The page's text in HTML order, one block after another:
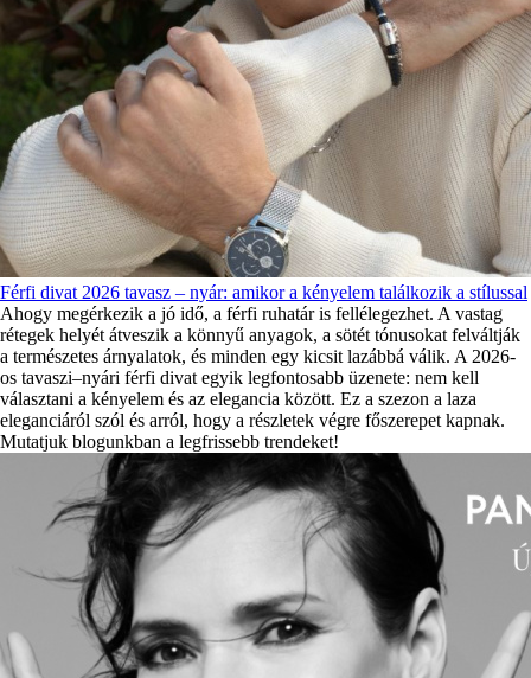
Férfi divat 2026 tavasz – nyár: amikor a kényelem találkozik a stílussal
Ahogy megérkezik a jó idő, a férfi ruhatár is fellélegezhet. A vastag
rétegek helyét átveszik a könnyű anyagok, a sötét tónusokat felváltják
a természetes árnyalatok, és minden egy kicsit lazábbá válik. A 2026-
os tavaszi–nyári férfi divat egyik legfontosabb üzenete: nem kell
választani a kényelem és az elegancia között. Ez a szezon a laza
eleganciáról szól és arról, hogy a részletek végre főszerepet kapnak.
Mutatjuk blogunkban a legfrissebb trendeket!